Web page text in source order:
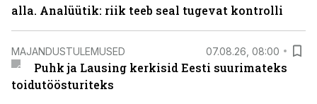
alla. Analüütik: riik teeb seal tugevat kontrolli
MAJANDUSTULEMUSED 07.08.26, 08:00
Puhk ja Lausing kerkisid Eesti suurimateks
toidutöösturiteks